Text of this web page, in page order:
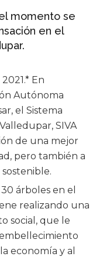
momento se
en el
En
Autónoma
el Sistema
SIVA
de una mejor
pero también a
árboles en el
realizando una
social, que le
economía y al